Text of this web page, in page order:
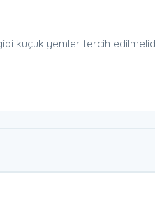
küçük yemler tercih